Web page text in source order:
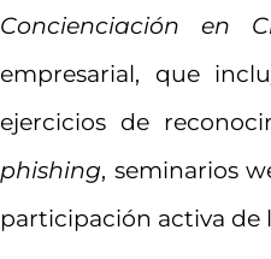
Concienciación en
empresarial, que
ejercicios de
phishing, seminarios
participación activa de